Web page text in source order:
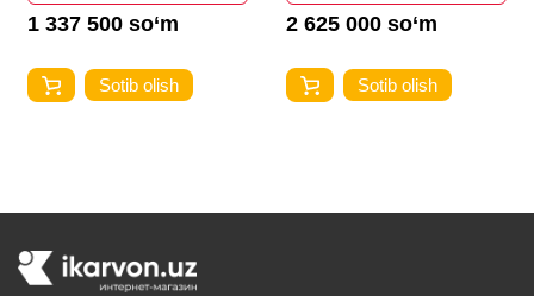
1 337 500 so‘m
Sotib olish
2 625 000 so‘m
Sotib olish